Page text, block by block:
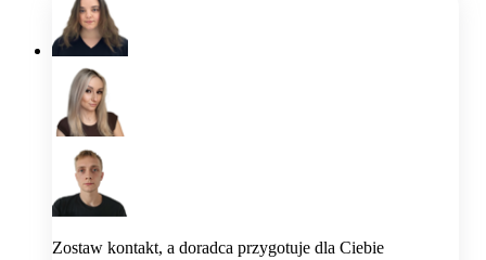
Zostaw kontakt, a doradca przygotuje dla Ciebie